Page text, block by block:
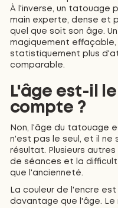
À l'inverse, un tatouage
main experte, dense et
quel que soit son âge.
magiquement effaçable,
statistiquement plus
comparable.
L'âge est-il
compte ?
Non, l'âge du tatouage
n'est pas le seul, et il ne
résultat. Plusieurs
de séances et la
que l'ancienneté.
La couleur de l'encre
davantage que l'âge.